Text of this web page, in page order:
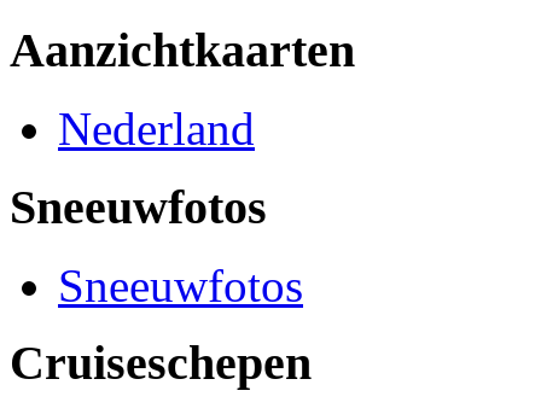
Aanzichtkaarten
Nederland
Sneeuwfotos
Sneeuwfotos
Cruiseschepen